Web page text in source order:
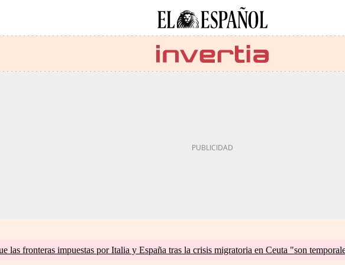
las fronteras impuestas por Italia y España tras la crisis migratoria en Ceuta "son